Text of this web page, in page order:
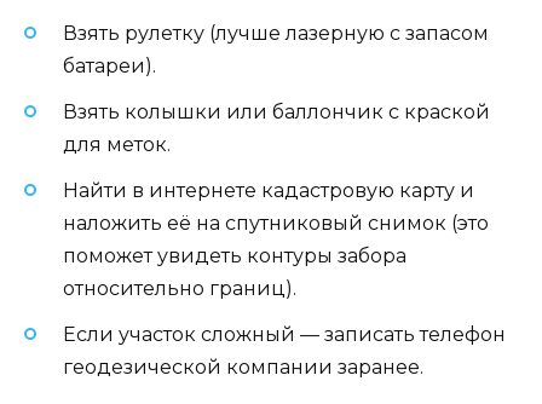
Взять рулетку (лучше лазерную с запасом
батареи).
Взять колышки или баллончик с краской
для меток.
Найти в интернете кадастровую карту и
наложить её на спутниковый снимок (это
поможет увидеть контуры забора
относительно границ).
Если участок сложный — записать телефон
геодезической компании заранее.